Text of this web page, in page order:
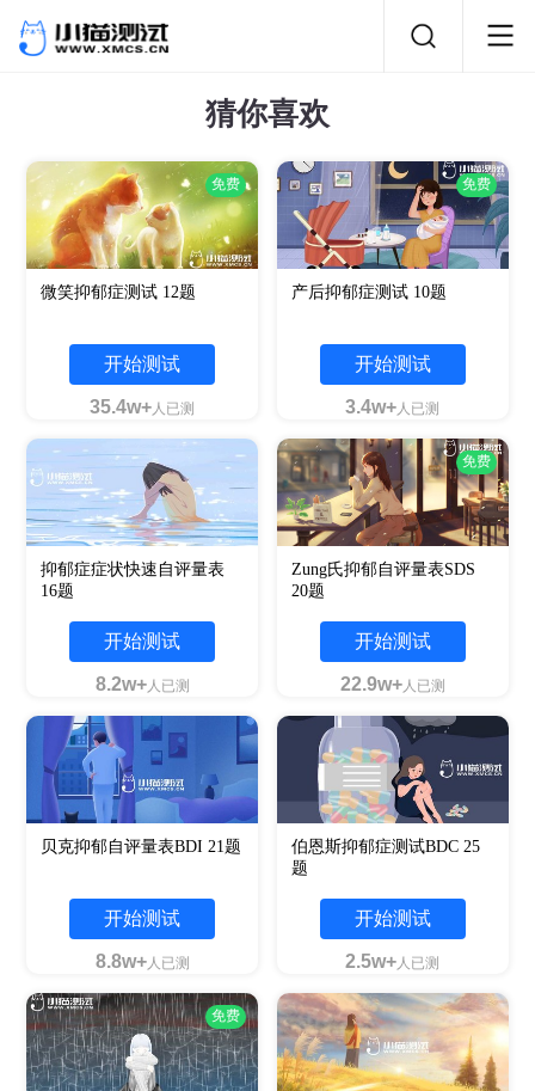
猜你喜欢
免费
微笑抑郁症测试 12题
开始测试
35.4w+人已测
免费
产后抑郁症测试 10题
开始测试
3.4w+人已测
抑郁症症状快速自评量表
16题
开始测试
8.2w+人已测
免费
Zung氏抑郁自评量表SDS
20题
开始测试
22.9w+人已测
贝克抑郁自评量表BDI 21题
开始测试
8.8w+人已测
伯恩斯抑郁症测试BDC 25
题
开始测试
2.5w+人已测
免费